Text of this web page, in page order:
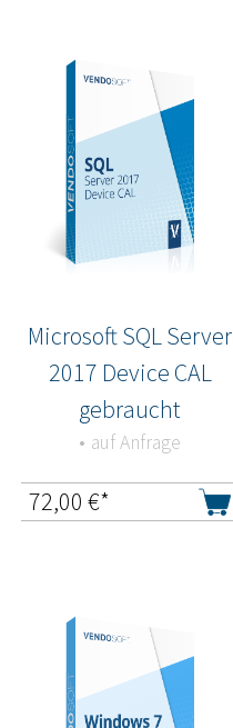
Microsoft SQL Server
2017 Device CAL
gebraucht
auf Anfrage
72,00 €*